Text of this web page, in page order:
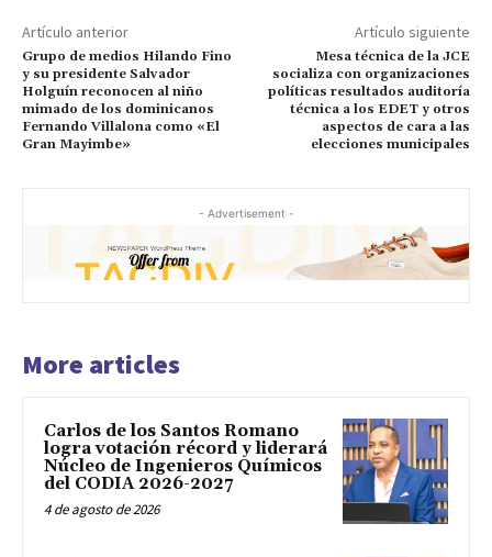
Artículo anterior
Grupo de medios Hilando Fino
y su presidente Salvador
Holguín reconocen al niño
mimado de los dominicanos
Fernando Villalona como «El
Gran Mayimbe»
Artículo siguiente
Mesa técnica de la JCE
socializa con organizaciones
políticas resultados auditoría
técnica a los EDET y otros
aspectos de cara a las
elecciones municipales
- Advertisement -
More articles
Carlos de los Santos Romano
logra votación récord y liderará
Núcleo de Ingenieros Químicos
del CODIA 2026-2027
4 de agosto de 2026